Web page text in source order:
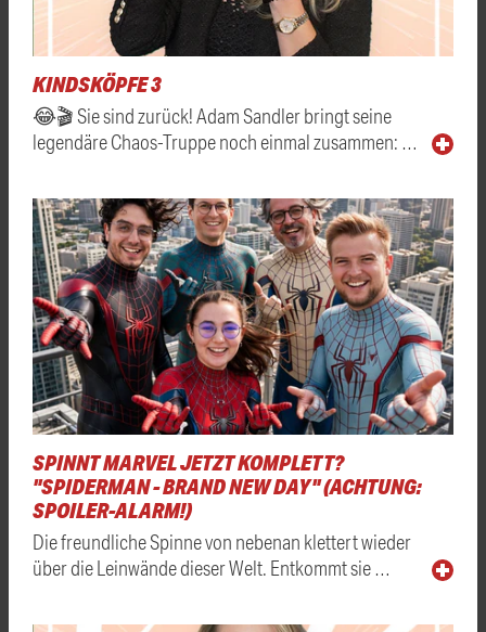
KINDSKÖPFE 3
😂🎬 Sie sind zurück! Adam Sandler bringt seine
legendäre Chaos-Truppe noch einmal zusammen: …
SPINNT MARVEL JETZT KOMPLETT?
"SPIDERMAN - BRAND NEW DAY" (ACHTUNG:
SPOILER-ALARM!)
Die freundliche Spinne von nebenan klettert wieder
über die Leinwände dieser Welt. Entkommt sie …